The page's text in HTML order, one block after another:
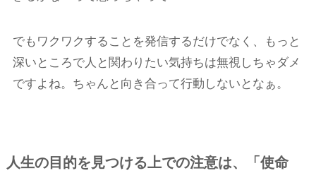
でもワクワクすることを発信するだけでなく、もっと
深いところで人と関わりたい気持ちは無視しちゃダメ
ですよね。ちゃんと向き合って行動しないとなぁ。
人生の目的を見つける上での注意は、「使命